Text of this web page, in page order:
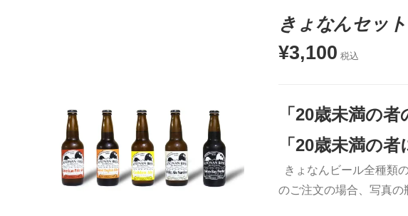
お買い物カゴに追加 QUICK VIEW
きょなんセット
¥3,100 税込
「20歳未満の
「20歳未満の
きょなんビール全種類
のご注文の場合、写真の